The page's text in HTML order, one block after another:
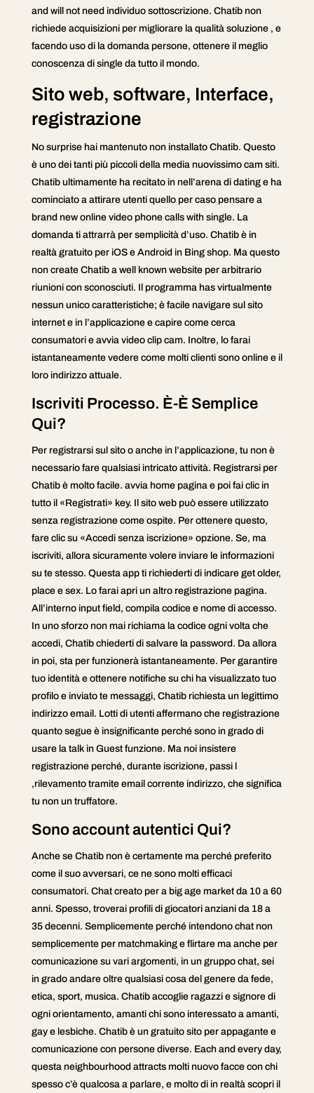
and will not need individuo sottoscrizione. Chatib non
richiede acquisizioni per migliorare la qualità soluzione , e
facendo uso di la domanda persone, ottenere il meglio
conoscenza di single da tutto il mondo.
Sito web, software, Interface,
registrazione
No surprise hai mantenuto non installato Chatib. Questo
è uno dei tanti più piccoli della media nuovissimo cam siti.
Chatib ultimamente ha recitato in nell’arena di dating e ha
cominciato a attirare utenti quello per caso pensare a
brand new online video phone calls with single. La
domanda ti attrarrà per semplicità d’uso. Chatib è in
realtà gratuito per iOS e Android in Bing shop. Ma questo
non create Chatib a well known website per arbitrario
riunioni con sconosciuti. Il programma has virtualmente
nessun unico caratteristiche; è facile navigare sul sito
internet e in l’applicazione e capire come cerca
consumatori e avvia video clip cam. Inoltre, lo farai
istantaneamente vedere come molti clienti sono online e il
loro indirizzo attuale.
Iscriviti Processo. È-È Semplice
Qui?
Per registrarsi sul sito o anche in l’applicazione, tu non è
necessario fare qualsiasi intricato attività. Registrarsi per
Chatib è molto facile. avvia home pagina e poi fai clic in
tutto il «Registrati» key. Il sito web può essere utilizzato
senza registrazione come ospite. Per ottenere questo,
fare clic su «Accedi senza iscrizione» opzione. Se, ma
iscriviti, allora sicuramente volere inviare le informazioni
su te stesso. Questa app ti richiederti di indicare get older,
place e sex. Lo farai apri un altro registrazione pagina.
All’interno input field, compila codice e nome di accesso.
In uno sforzo non mai richiama la codice ogni volta che
accedi, Chatib chiederti di salvare la password. Da allora
in poi, sta per funzionerà istantaneamente. Per garantire
tuo identità e ottenere notifiche su chi ha visualizzato tuo
profilo e inviato te messaggi, Chatib richiesta un legittimo
indirizzo email. Lotti di utenti affermano che registrazione
quanto segue è insignificante perché sono in grado di
usare la talk in Guest funzione. Ma noi insistere
registrazione perché, durante iscrizione, passi l
‚rilevamento tramite email corrente indirizzo, che significa
tu non un truffatore.
Sono account autentici Qui?
Anche se Chatib non è certamente ma perché preferito
come il suo avversari, ce ne sono molti efficaci
consumatori. Chat creato per a big age market da 10 a 60
anni. Spesso, troverai profili di giocatori anziani da 18 a
35 decenni. Semplicemente perché intendono chat non
semplicemente per matchmaking e flirtare ma anche per
comunicazione su vari argomenti, in un gruppo chat, sei
in grado andare oltre qualsiasi cosa del genere da fede,
etica, sport, musica. Chatib accoglie ragazzi e signore di
ogni orientamento, amanti chi sono interessato a amanti,
gay e lesbiche. Chatib è un gratuito sito per appagante e
comunicazione con persone diverse. Each and every day,
questa neighbourhood attracts molti nuovo facce con chi
spesso c’è qualcosa a parlare, e molto di in realtà scopri il